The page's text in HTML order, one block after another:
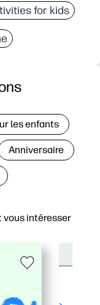
for kids
vous intéresser
les enfants
Anniversaire